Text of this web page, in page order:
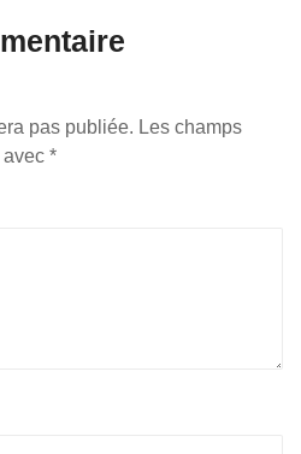
pas publiée. Les champs
*